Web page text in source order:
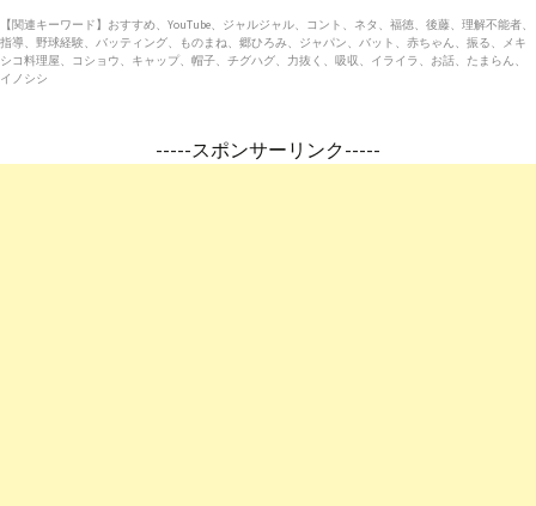
【関連キーワード】おすすめ、YouTube、ジャルジャル、コント、ネタ、福徳、後藤、理解不能者、
指導、野球経験、バッティング、ものまね、郷ひろみ、ジャパン、バット、赤ちゃん、振る、メキ
シコ料理屋、コショウ、キャップ、帽子、チグハグ、力抜く、吸収、イライラ、お話、たまらん、
イノシシ
-----スポンサーリンク-----